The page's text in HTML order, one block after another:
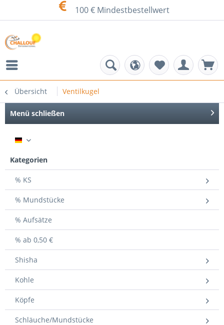
100 € Mindestbestellwert
Übersicht Ventilkugel
Menü schließen
DE
Kategorien
% KS
% Mundstücke
% Aufsätze
% ab 0,50 €
Shisha
Kohle
Köpfe
Schläuche/Mundstücke